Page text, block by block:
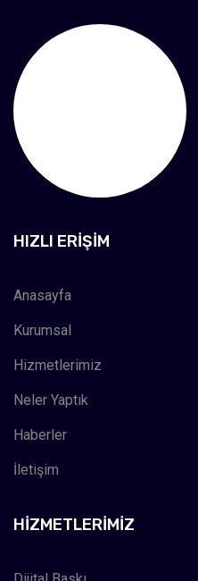
HIZLI ERIŞIM
Anasayfa
Kurumsal
Hizmetlerimiz
Neler Yaptık
Haberler
İletişim
HIZMETLERIMIZ